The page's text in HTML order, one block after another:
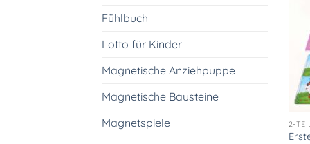
Fühlbuch
Lotto für Kinder
Magnetische Anziehpuppe
Magnetische Bausteine
Magnetspiele
2-